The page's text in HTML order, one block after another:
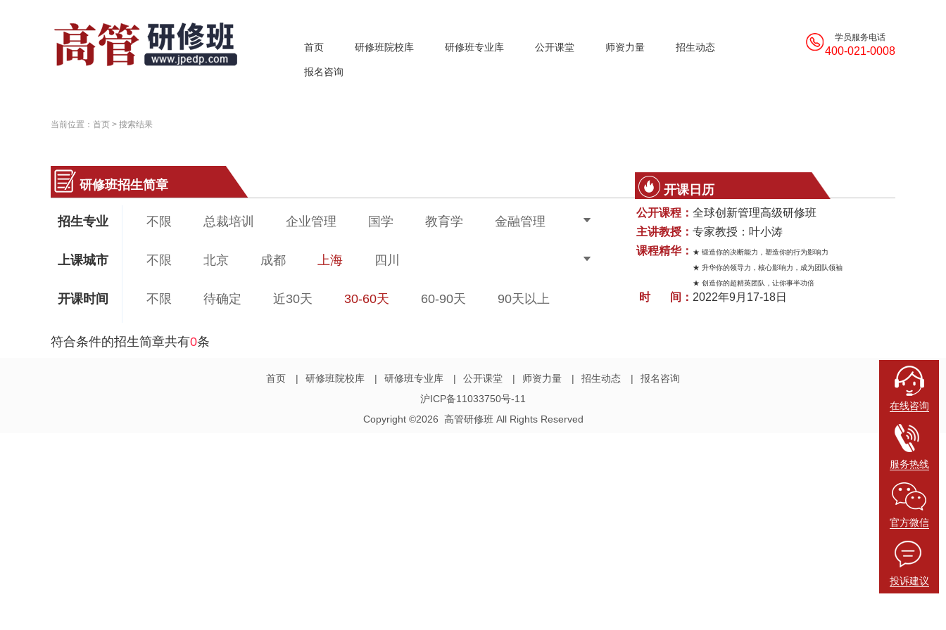
首页 研修班院校库 研修班专业库 公开课堂 师资力量 招生动态
报名咨询
学员服务电话
400-021-0008
当前位置： 首页 > 搜索结果
研修班招生简章
招生专业 不限 总裁培训 企业管理 国学 教育学
金融管理
上课城市
不限 北京 成都 上海 四川
开课时间 不限 待确定 近30天 30-60天 60-90天 90天以上
开课日历
公开课程： 全球创新管理高级研修班
主讲教授： 专家教授：叶小涛
课程精华：
★ 锻造你的决断能力，塑造你的行为影响力
★ 升华你的领导力，核心影响力，成为团队领袖
★ 创造你的超精英团队，让你事半功倍
时 间： 2022年9月17-18日
符合条件的招生简章共有0条
首页 | 研修班院校库 | 研修班专业库 | 公开课堂 | 师资力量 | 招生动态 |
报名咨询
沪ICP备11033750号-11
Copyright ©2026 高管研修班 All Rights Reserved
在线咨询
服务热线
官方微信
投诉建议